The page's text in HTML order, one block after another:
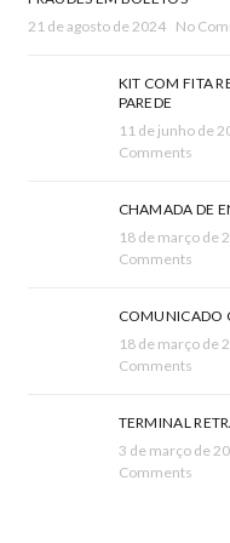
21 de agosto de 2024
No
KIT COM FITA
PAREDE
11 de junho de
Comments
CHAMADA DE
18 de março de
Comments
COMUNICADO
18 de março de
Comments
TERMINAL
3 de março de
Comments